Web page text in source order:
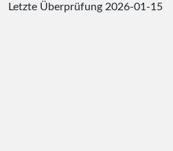
Letzte Überprüfung 2026-01-15